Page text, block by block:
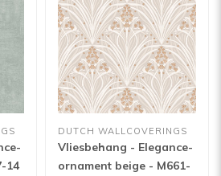
14
DUTCH WALLCOVERINGS
Vliesbehang - Elegance-
ornament beige - M661-